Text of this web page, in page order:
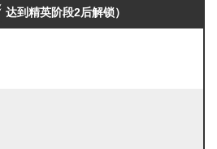
达到精英阶段2后解锁）